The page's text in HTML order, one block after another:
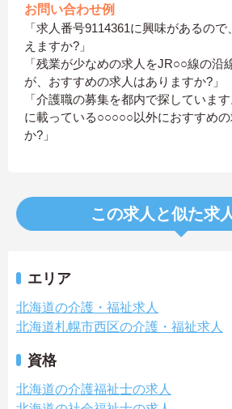
お問い合わせ例
「求人番号9114361に興味があるの
えますか?」
「残業が少なめの求人をJR○○線の沿
が、おすすめの求人はありますか?」
「介護職の募集を都内で探していま
に載っている○○○○○以外におすすめ
か?」
この求人と似た求
エリア
北海道の介護・福祉求人
北海道札幌市西区の介護・福祉求人
資格
北海道の介護福祉士の求人